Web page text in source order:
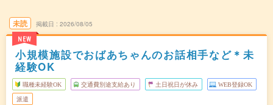
未読
NEW
掲載日 2026/08/05
小規模施設でおばあちゃんのお話相手など＊未
経験OK
職種未経験OK 交通費別途支給あり 土日祝日が休み WEB登録OK
派遣